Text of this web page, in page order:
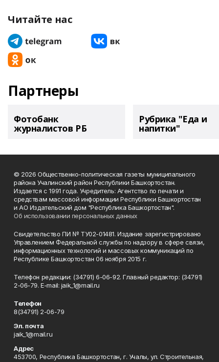
Читайте нас
Партнеры
Фотобанк
журналистов РБ
Рубрика "Еда и
напитки"
© 2026 Общественно-политическая газеты муниципального
района Учалинский район Республики Башкортостан.
Издается с 1991 года. Учредитель: Агентство по печати и
средствам массовой информации Республики Башкортостан
и АО Издательский дом "Республика Башкортостан".
Об использовании персональных данных
Свидетельство ПИ № ТУ02-01481. Издание зарегистрировано
Управлением Федеральной службы по надзору в сфере связи,
информационных технологий и массовых коммуникаций по
Республике Башкортостан 06 ноября 2015 г.
Телефон редакции: (34791) 6-06-92. Главный редактор: (34791)
2-06-79. Е-mаil: jaik_1@mail.ru
Телефон
8(34791) 2-06-79
Эл. почта
jaik_1@mail.ru
Адрес
453700, Республика Башкортостан, г. Учалы, ул. Строительная,